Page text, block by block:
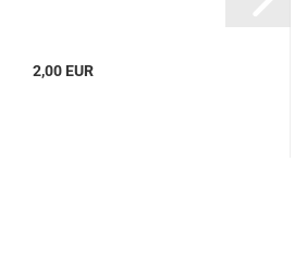
2,00 EUR